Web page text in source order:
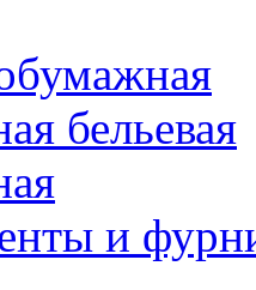
бельевая
и